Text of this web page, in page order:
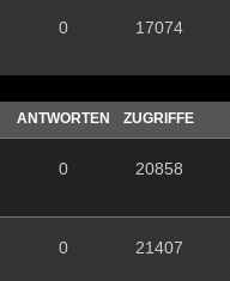
0 17074
ANTWORTEN ZUGRIFFE
0 20858
0 21407